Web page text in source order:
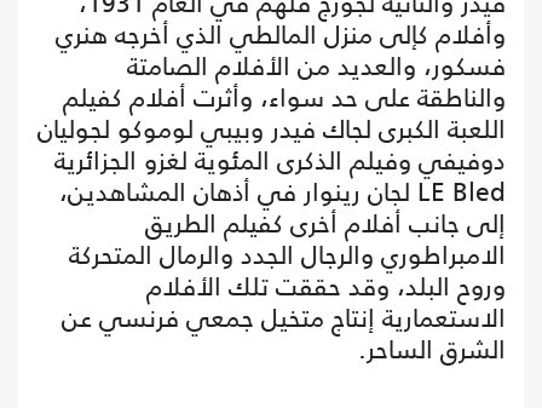
وأفلام كإلى منزل المالطي الذي أخرجه هنري
فسكور، والعديد من الأفلام الصامتة
والناطقة على حد سواء، وأثرت أفلام كفيلم
اللعبة الكبرى لجاك فيدر وبيبي لوموكو لجوليان
دوفيفي وفيلم الذكرى المئوية لغزو الجزائرية
LE Bled لجان رينوار في أذهان المشاهدين،
إلى جانب أفلام أخرى كفيلم الطريق
الامبراطوري والرجال الجدد والرمال المتحركة
وروح البلد، وقد حققت تلك الأفلام
الاستعمارية إنتاج متخيل جمعي فرنسي عن
الشرق الساحر.